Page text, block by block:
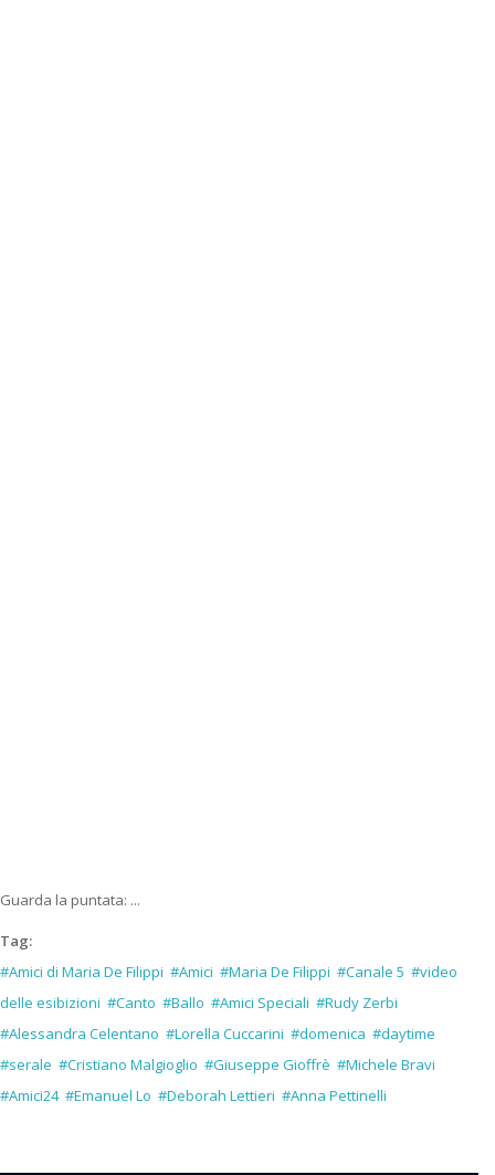
Guarda la puntata: ...
Tag:
#Amici di Maria De Filippi #Amici #Maria De Filippi #Canale 5 #video
delle esibizioni #Canto #Ballo #Amici Speciali #Rudy Zerbi
#Alessandra Celentano #Lorella Cuccarini #domenica #daytime
#serale #Cristiano Malgioglio #Giuseppe Gioffrè #Michele Bravi
#Amici24 #Emanuel Lo #Deborah Lettieri #Anna Pettinelli